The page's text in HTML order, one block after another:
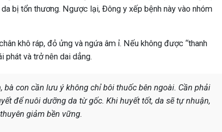
bị tổn thương. Ngược lại, Đông y xếp bệnh này vào nhóm
khô ráp, đỏ ửng và ngứa âm ỉ. Nếu không được “thanh
phát và trở nên dai dẳng.
bà con cần lưu ý không chỉ bôi thuốc bên ngoài. Cần phải
để nuôi dưỡng da từ gốc. Khi huyết tốt, da sẽ tự nhuận,
giảm bền vững.